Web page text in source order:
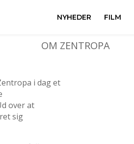
NYHEDER FILM
OM ZENTROPA
i dag et
over at
sig